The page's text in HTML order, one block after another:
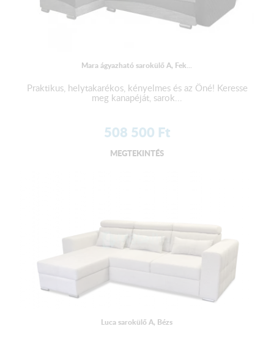
Mara ágyazható sarokülő A, Fek...
Praktikus, helytakarékos, kényelmes és az Öné! Keresse
meg kanapéját, sarok...
508 500 Ft
MEGTEKINTÉS
Luca sarokülő A, Bézs